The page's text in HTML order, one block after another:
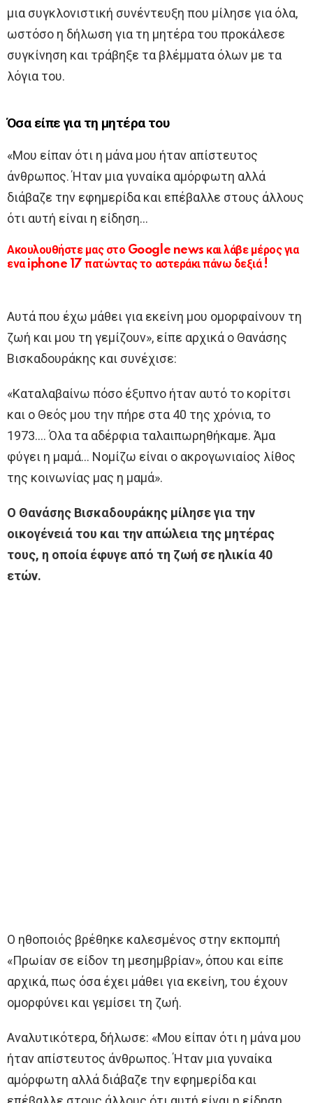
μια συγκλονιστική συνέντευξη που μίλησε για όλα,
ωστόσο η δήλωση για τη μητέρα του προκάλεσε
συγκίνηση και τράβηξε τα βλέμματα όλων με τα
λόγια του.
Όσα είπε για τη μητέρα του
«Μου είπαν ότι η μάνα μου ήταν απίστευτος
άνθρωπος. Ήταν μια γυναίκα αμόρφωτη αλλά
διάβαζε την εφημερίδα και επέβαλλε στους άλλους
ότι αυτή είναι η είδηση…
Ακουλουθήστε μας στο Google news και λάβε μέρος για
ενα iphone 17 πατώντας το αστεράκι πάνω δεξιά !
Αυτά που έχω μάθει για εκείνη μου ομορφαίνουν τη
ζωή και μου τη γεμίζουν», είπε αρχικά ο Θανάσης
Βισκαδουράκης και συνέχισε:
«Καταλαβαίνω πόσο έξυπνο ήταν αυτό το κορίτσι
και ο Θεός μου την πήρε στα 40 της χρόνια, το
1973…. Όλα τα αδέρφια ταλαιπωρηθήκαμε. Άμα
φύγει η μαμά… Νομίζω είναι ο ακρογωνιαίος λίθος
της κοινωνίας μας η μαμά».
Ο Θανάσης Βισκαδουράκης μίλησε για την
οικογένειά του και την απώλεια της μητέρας
τους, η οποία έφυγε από τη ζωή σε ηλικία 40
ετών.
Ο ηθοποιός βρέθηκε καλεσμένος στην εκπομπή
«Πρωίαν σε είδον τη μεσημβρίαν», όπου και είπε
αρχικά, πως όσα έχει μάθει για εκείνη, του έχουν
ομορφύνει και γεμίσει τη ζωή.
Αναλυτικότερα, δήλωσε: «Μου είπαν ότι η μάνα μου
ήταν απίστευτος άνθρωπος. Ήταν μια γυναίκα
αμόρφωτη αλλά διάβαζε την εφημερίδα και